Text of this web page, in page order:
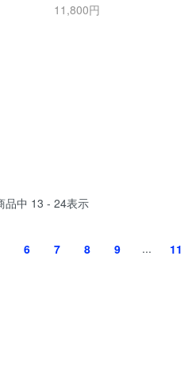
11,800円
品中 13 - 24表示
6 7 8 9 ... 11